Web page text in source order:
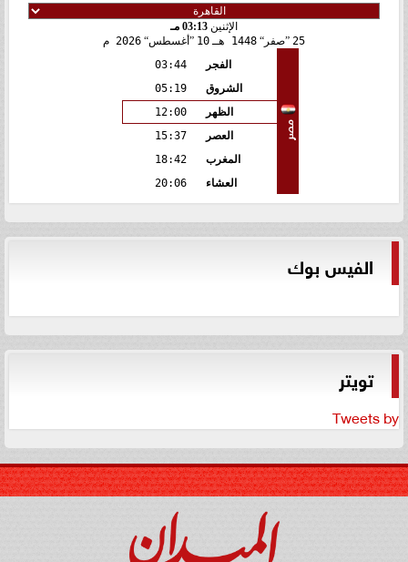
الإثنين 03:13 مـ
25 صفر 1448 هـ 10 أغسطس 2026 م
مصر
الفجر
03:44
الشروق
05:19
الظهر
12:00
العصر
15:37
المغرب
18:42
العشاء
20:06
الفيس بوك
تويتر
Tweets by